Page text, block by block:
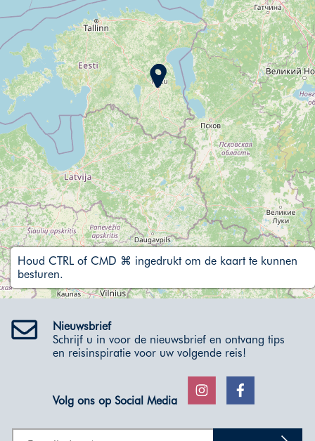
Houd CTRL of CMD ⌘ ingedrukt om de kaart te kunnen
besturen.
Nieuwsbrief
Schrijf u in voor de nieuwsbrief en ontvang tips
en reisinspiratie voor uw volgende reis!
Volg ons op Social Media